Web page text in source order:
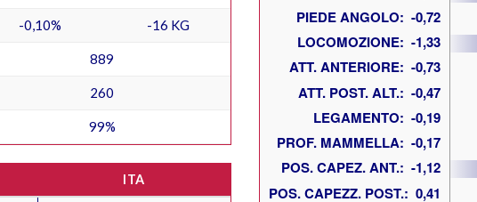
-0,10% -16 KG
889
260
99%
ITA